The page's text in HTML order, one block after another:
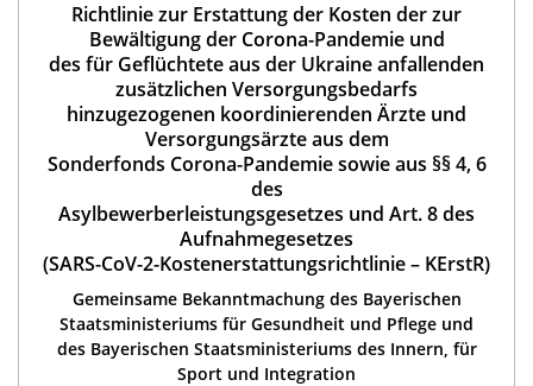
Richtlinie zur Erstattung der Kosten der zur
Bewältigung der Corona-Pandemie und
des für Geflüchtete aus der Ukraine anfallenden
zusätzlichen Versorgungsbedarfs
hinzugezogenen koordinierenden Ärzte und
Versorgungsärzte aus dem
Sonderfonds Corona-Pandemie sowie aus §§ 4, 6
des
Asylbewerberleistungsgesetzes und Art. 8 des
Aufnahmegesetzes
(SARS-CoV-2-Kostenerstattungsrichtlinie – KErstR)
Gemeinsame Bekanntmachung des Bayerischen
Staatsministeriums für Gesundheit und Pflege und
des Bayerischen Staatsministeriums des Innern, für
Sport und Integration